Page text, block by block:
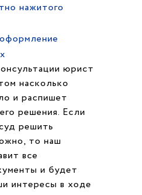
нажитого
юрист
насколько
и распишет
решения. Если
решить
то наш
все
и будет
интересы в ходе